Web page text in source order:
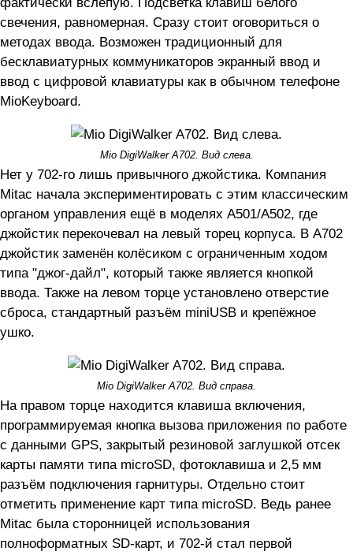
свечения, равномерная. Сразу стоит оговориться о
методах ввода. Возможен традиционный для
бесклавиатурных коммуникаторов экранный ввод и
ввод с цифровой клавиатуры как в обычном телефоне
MioKeyboard.
Mio DigiWalker A702. Вид слева.
Нет у 702-го лишь привычного джойстика. Компания
Mitac начала экспериментировать с этим классическим
органом управления ещё в моделях A501/A502, где
джойстик перекочевал на левый торец корпуса. В A702
джойстик заменён колёсиком с ограниченным ходом
типа "джог-дайл", который также является кнопкой
ввода. Также на левом торце установлено отверстие
сброса, стандартный разъём miniUSB и крепёжное
ушко.
Mio DigiWalker A702. Вид справа.
На правом торце находится клавиша включения,
программируемая кнопка вызова приложения по работе
с данными GPS, закрытый резиновой заглушкой отсек
карты памяти типа microSD, фотоклавиша и 2,5 мм
разъём подключения гарнитуры. Отдельно стоит
отметить применение карт типа microSD. Ведь ранее
Mitac была сторонницей использования
полноформатных SD-карт, и 702-й стал первой